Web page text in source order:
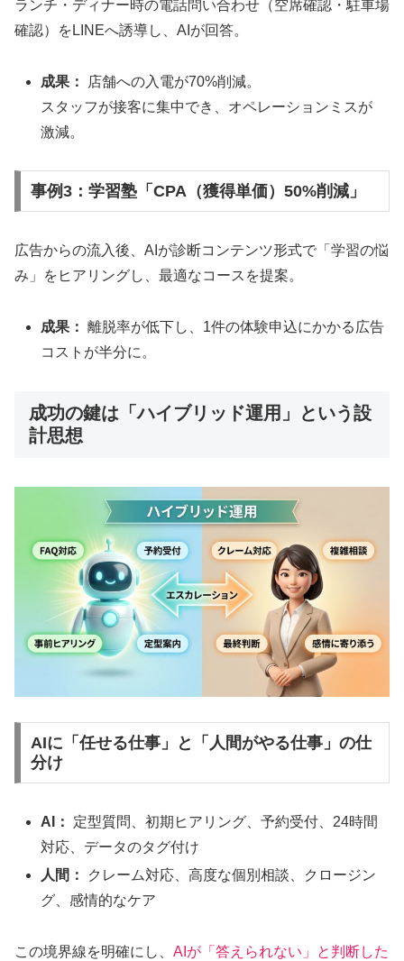
ランチ・ディナー時の電話問い合わせ（空席確認・駐車場
確認）をLINEへ誘導し、AIが回答。
成果：
店舗への入電が70%削減。
スタッフが接客に集中でき、オペレーションミスが
激減。
事例3：学習塾「CPA（獲得単価）50%削減」
広告からの流入後、AIが診断コンテンツ形式で「学習の悩
み」をヒアリングし、最適なコースを提案。
成果： 離脱率が低下し、1件の体験申込にかかる広告
コストが半分に。
成功の鍵は「ハイブリッド運用」という設
計思想
AIに「任せる仕事」と「人間がやる仕事」の仕
分け
AI：
定型質問、初期ヒアリング、予約受付、24時間
対応、データのタグ付け
人間：
クレーム対応、高度な個別相談、クロージン
グ、感情的なケア
この境界線を明確にし、 AIが「答えられない」と判断した